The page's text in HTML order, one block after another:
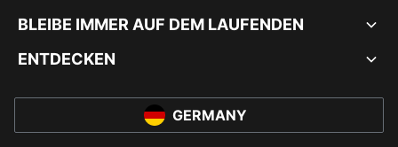
BLEIBE IMMER AUF DEM LAUFENDEN
ENTDECKEN
GERMANY